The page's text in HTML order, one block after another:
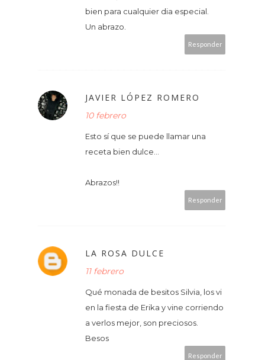
bien para cualquier dia especial.
Un abrazo.
Responder
JAVIER LÓPEZ ROMERO
10 febrero
Esto sí que se puede llamar una
receta bien dulce...
Abrazos!!
Responder
LA ROSA DULCE
11 febrero
Qué monada de besitos Silvia, los vi
en la fiesta de Erika y vine corriendo
a verlos mejor, son preciosos.
Besos
Responder